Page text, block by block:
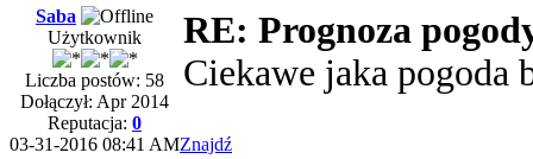
Saba
Użytkownik
Liczba postów: 58
Dołączył: Apr 2014
Reputacja: 0
RE: Prognoza
Ciekawe jaka pogoda
03-31-2016 08:41 AMZnajdź